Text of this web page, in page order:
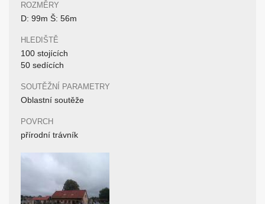
ROZMĚRY
D: 99m Š: 56m
HLEDIŠTĚ
100 stojících
50 sedících
SOUTĚŽNÍ PARAMETRY
Oblastní soutěže
POVRCH
přírodní trávník